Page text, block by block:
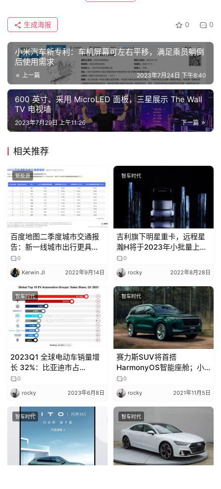
0 0
生成海报
小米汽车新专利：车机屏幕可左右平移，满足乘员躺倒
后使用需求
上一篇 2023年7月24日 下午8:40
600 英寸、采用 MicroLED 面板，三星展示 The Wall
TV 电视墙
下一篇
2023年7月29日 上午11:26
相关推荐
新能源
百度地图二季度城市交通报
告：新一线城市出行更具活
力 青岛第一
0
Kerwin JI 2022年9月14日
智车时代
吉利旗下明星重卡，远程星
瀚H将于2023年小批量上
市，续航超1000km
0
rocky 2022年8月28日
智车时代
2023Q1 全球电动车销量增
长 32%：比亚迪市占
21.1%，特斯拉 Model Y 最
畅销
0
rocky 2023年6月8日
智车时代
赛力斯SUV将首搭
HarmonyOS智能座舱；小
鹏汽车将在2022年逐步开放
城市NGP；斑马智行成立“新
汽车云栖实验室”
0
rocky 2021年11月5日
智车时代 智车时代